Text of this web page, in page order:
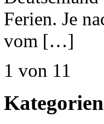
Ferien. Je
vom […]
1 von 11
Kategorien